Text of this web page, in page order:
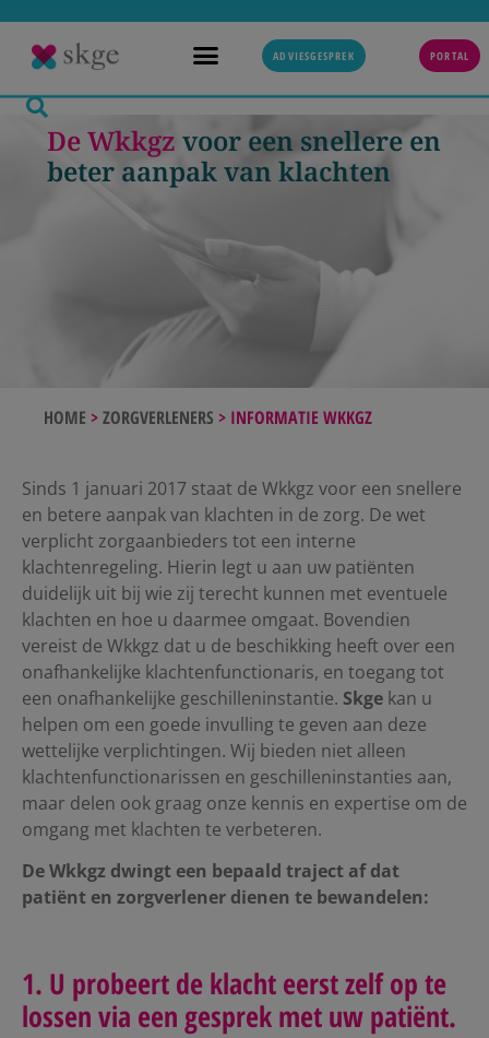
ADVIESGESPREK PORTAL
De Wkkgz voor een snellere en
beter aanpak van klachten
HOME >ZORGVERLENERS > INFORMATIE WKKGZ
Sinds 1 januari 2017 staat de Wkkgz voor een snellere
en betere aanpak van klachten in de zorg. De wet
verplicht zorgaanbieders tot een interne
klachtenregeling. Hierin legt u aan uw patiënten
duidelijk uit bij wie zij terecht kunnen met eventuele
klachten en hoe u daarmee omgaat. Bovendien
vereist de Wkkgz dat u de beschikking heeft over een
onafhankelijke klachtenfunctionaris, en toegang tot
een onafhankelijke geschilleninstantie. Skge kan u
helpen om een goede invulling te geven aan deze
wettelijke verplichtingen. Wij bieden niet alleen
klachtenfunctionarissen en geschilleninstanties aan,
maar delen ook graag onze kennis en expertise om de
omgang met klachten te verbeteren.
De Wkkgz dwingt een bepaald traject af dat
patiënt en zorgverlener dienen te bewandelen:
1. U probeert de klacht eerst zelf op te
lossen via een gesprek met uw patiënt.